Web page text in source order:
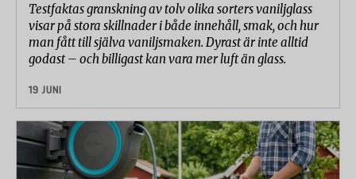
Testfaktas granskning av tolv olika sorters vaniljglass
visar på stora skillnader i både innehåll, smak, och hur
man fått till själva vaniljsmaken. Dyrast är inte alltid
godast – och billigast kan vara mer luft än glass.
19 JUNI